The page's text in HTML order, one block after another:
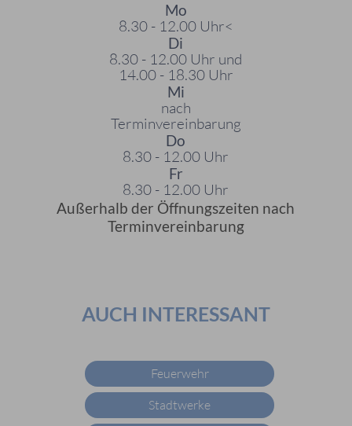
Mo
8.30 - 12.00 Uhr<
Di
8.30 - 12.00 Uhr und
14.00 - 18.30 Uhr
Mi
nach
Terminvereinbarung
Do
8.30 - 12.00 Uhr
Fr
8.30 - 12.00 Uhr
Außerhalb der Öffnungszeiten nach
Terminvereinbarung
AUCH INTERESSANT
Feuerwehr
Stadtwerke